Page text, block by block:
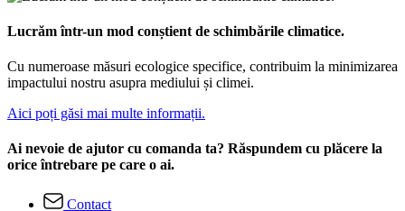
Lucrăm într-un mod conștient de schimbările climatice.
Cu numeroase măsuri ecologice specifice, contribuim la minimizarea
impactului nostru asupra mediului și climei.
Aici poți găsi mai multe informații.
Ai nevoie de ajutor cu comanda ta? Răspundem cu plăcere la
orice întrebare pe care o ai.
Contact